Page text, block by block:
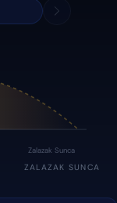
Zalazak Sunca
ZALAZAK SUNCA